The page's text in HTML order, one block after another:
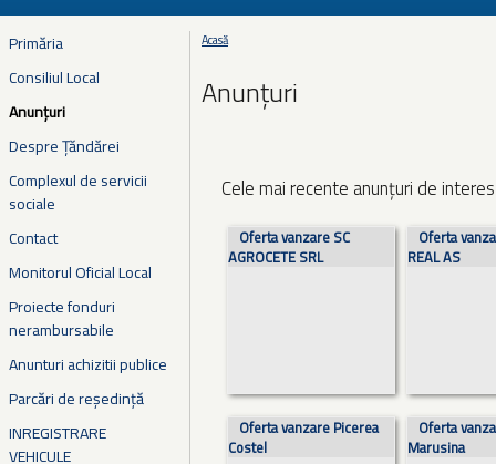
Primăria
Consiliul Local
Anunțuri
Despre Țăndărei
Complexul de servicii
sociale
Contact
Monitorul Oficial Local
Proiecte fonduri
nerambursabile
Anunturi achizitii publice
Parcări de reședință
INREGISTRARE
VEHICULE
Eşti aici
Acasă
Anunțuri
Cele mai recente anunțuri de
Oferta vanzare SC
AGROCETE SRL
Oferta
REAL AS
Oferta vanzare Picerea
Costel
Oferta
Marusina
Pagini